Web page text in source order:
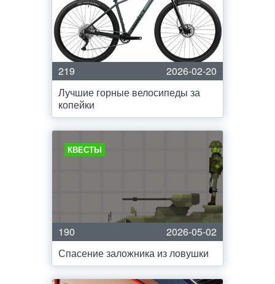
219
2026-02-20
Лучшие горные велосипеды за
копейки
КВЕСТЫ
190
2026-05-02
Спасение заложника из ловушки